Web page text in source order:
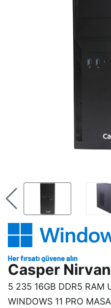
Casper
5 235 16GB DDR5 RAM
WINDOWS 11 PRO